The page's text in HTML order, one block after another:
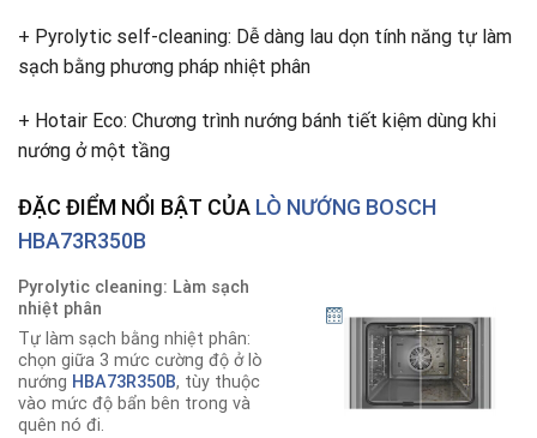
+ Pyrolytic self-cleaning: Dễ dàng lau dọn tính năng tự làm
sạch bằng phương pháp nhiệt phân
+ Hotair Eco: Chương trình nướng bánh tiết kiệm dùng khi
nướng ở một tầng
ĐẶC ĐIỂM NỔI BẬT CỦA LÒ NƯỚNG BOSCH
HBA73R350B
Pyrolytic cleaning: Làm sạch
nhiệt phân
Tự làm sạch bằng nhiệt phân:
chọn giữa 3 mức cường độ ở lò
nướng HBA73R350B, tùy thuộc
vào mức độ bẩn bên trong và
quên nó đi.